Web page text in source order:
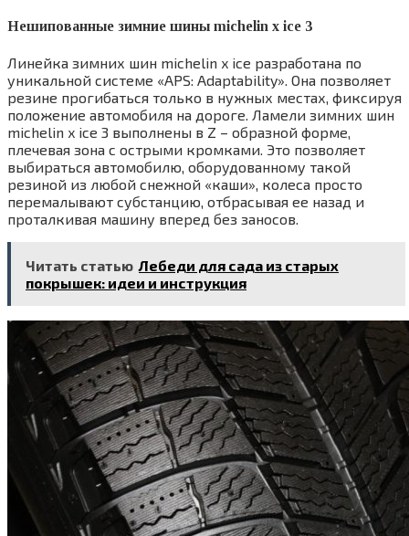
Нешипованные зимние шины michelin x ice 3
Линейка зимних шин michelin x ice разработана по
уникальной системе «APS: Adaptability». Она позволяет
резине прогибаться только в нужных местах, фиксируя
положение автомобиля на дороге. Ламели зимних шин
michelin x ice 3 выполнены в Z – образной форме,
плечевая зона с острыми кромками. Это позволяет
выбираться автомобилю, оборудованному такой
резиной из любой снежной «каши», колеса просто
перемалывают субстанцию, отбрасывая ее назад и
проталкивая машину вперед без заносов.
Читать статью Лебеди для сада из старых
покрышек: идеи и инструкция